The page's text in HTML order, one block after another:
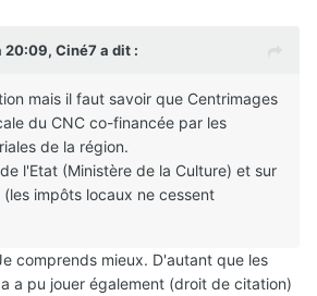
20:09, Ciné7 a dit :
mais il faut savoir que Centrimages
du CNC co-financée par les
de la région.
l'Etat (Ministère de la Culture) et sur
impôts locaux ne cessent
comprends mieux. D'autant que les
a pu jouer également (droit de citation)